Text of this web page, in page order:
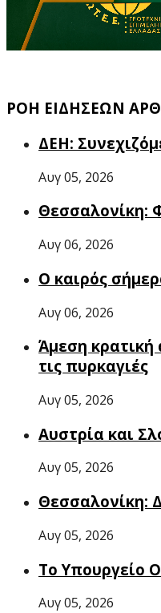
ΡΟΗ ΕΙΔΗΣΕΩΝ
ΔΕΗ:
Αυγ 05, 2026
Θεσσαλονίκη:
Αυγ 06, 2026
Ο καιρός
Αυγ 06, 2026
Άμεση
τις πυρκαγιές
Αυγ 05, 2026
Αυστρία και
Αυγ 05, 2026
Θεσσαλονίκη:
Αυγ 05, 2026
Το Υπουργείο
Αυγ 05, 2026